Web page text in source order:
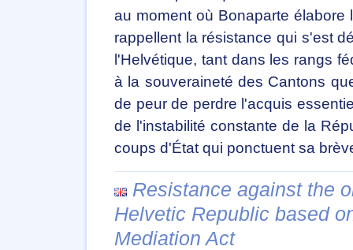
au moment où Bonaparte
rappellent la résistance qui s'est
l'Helvétique, tant dans les rangs
à la souveraineté des Cantons
de peur de perdre l'acquis
de l'instabilité constante de la
coups d'État qui ponctuent sa
Resistance against the
Helvetic Republic based
Mediation Act